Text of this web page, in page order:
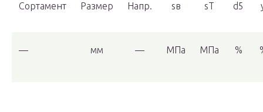
Сортамент Размер Напр. sв sT d5
— мм — МПа МПа %